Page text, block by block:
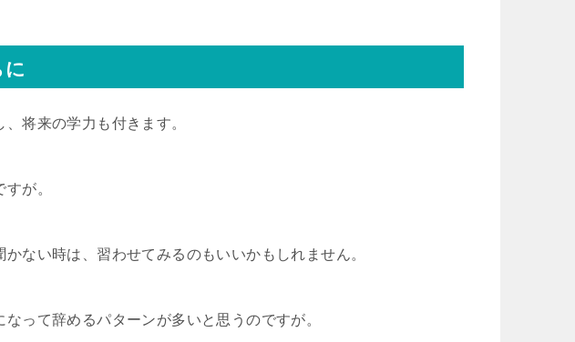
に
将来の学力も付きます。
が。
ない時は、習わせてみるのもいいかもしれません。
って辞めるパターンが多いと思うのですが。